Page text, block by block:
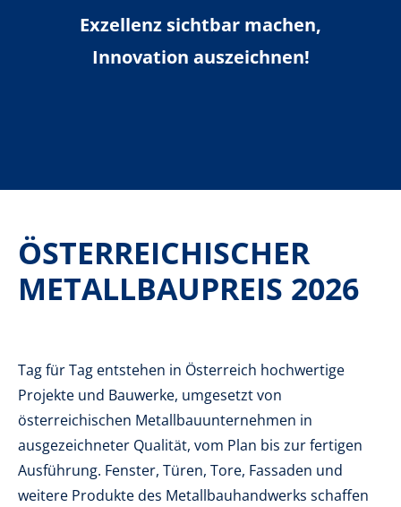
Exzellenz sichtbar machen,
Innovation auszeichnen!
ÖSTERREICHISCHER
METALLBAUPREIS 2026
Tag für Tag entstehen in Österreich hochwertige
Projekte und Bauwerke, umgesetzt von
österreichischen Metallbauunternehmen in
ausgezeichneter Qualität, vom Plan bis zur fertigen
Ausführung. Fenster, Türen, Tore, Fassaden und
weitere Produkte des Metallbauhandwerks schaffen